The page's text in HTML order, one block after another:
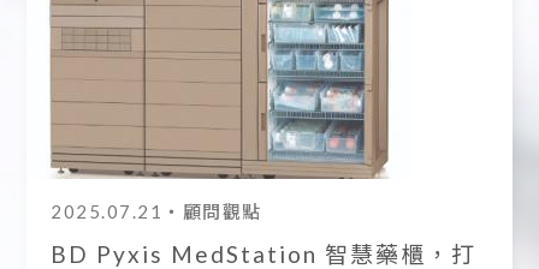
2025.07.21 ・顧問觀點
BD Pyxis MedStation 智慧藥櫃，打